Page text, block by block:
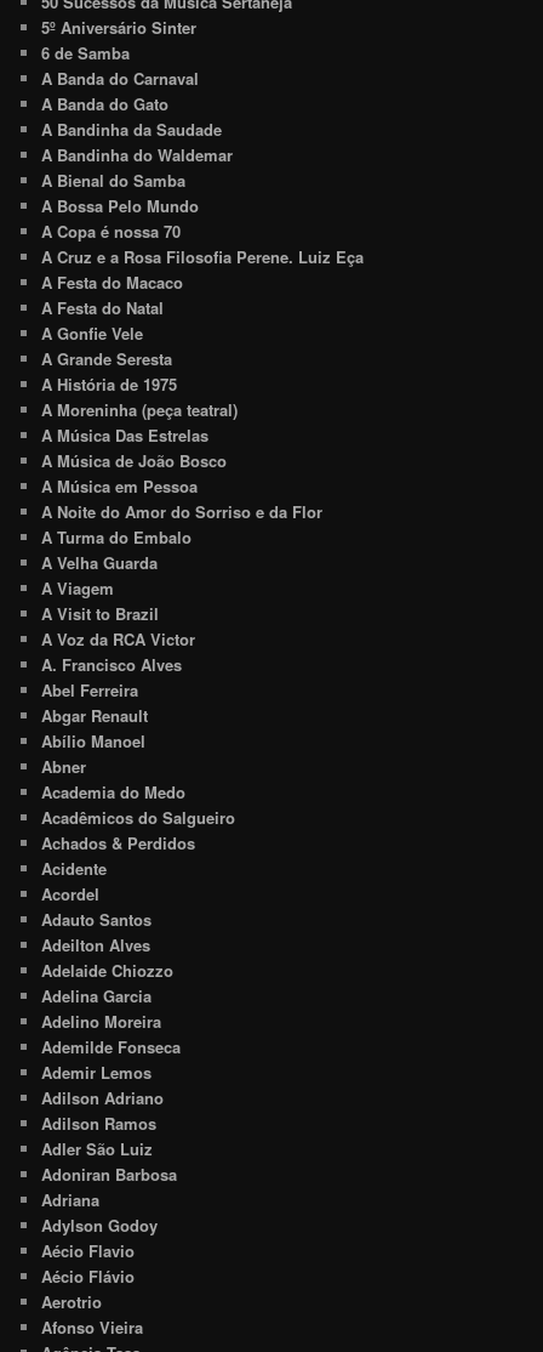
5º Aniversário Sinter
6 de Samba
A Banda do Carnaval
A Banda do Gato
A Bandinha da Saudade
A Bandinha do Waldemar
A Bienal do Samba
A Bossa Pelo Mundo
A Copa é nossa 70
A Cruz e a Rosa Filosofia Perene. Luiz Eça
A Festa do Macaco
A Festa do Natal
A Gonfie Vele
A Grande Seresta
A História de 1975
A Moreninha (peça teatral)
A Música Das Estrelas
A Música de João Bosco
A Música em Pessoa
A Noite do Amor do Sorriso e da Flor
A Turma do Embalo
A Velha Guarda
A Viagem
A Visit to Brazil
A Voz da RCA Victor
A. Francisco Alves
Abel Ferreira
Abgar Renault
Abílio Manoel
Abner
Academia do Medo
Acadêmicos do Salgueiro
Achados & Perdidos
Acidente
Acordel
Adauto Santos
Adeilton Alves
Adelaide Chiozzo
Adelina Garcia
Adelino Moreira
Ademilde Fonseca
Ademir Lemos
Adilson Adriano
Adilson Ramos
Adler São Luiz
Adoniran Barbosa
Adriana
Adylson Godoy
Aécio Flavio
Aécio Flávio
Aerotrio
Afonso Vieira